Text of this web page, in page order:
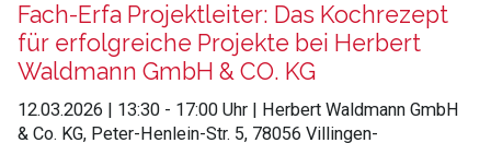
Fach-Erfa Projektleiter: Das Kochrezept
für erfolgreiche Projekte bei Herbert
Waldmann GmbH & CO. KG
12.03.2026 | 13:30 - 17:00 Uhr | Herbert Waldmann GmbH
& Co. KG, Peter-Henlein-Str. 5, 78056 Villingen-